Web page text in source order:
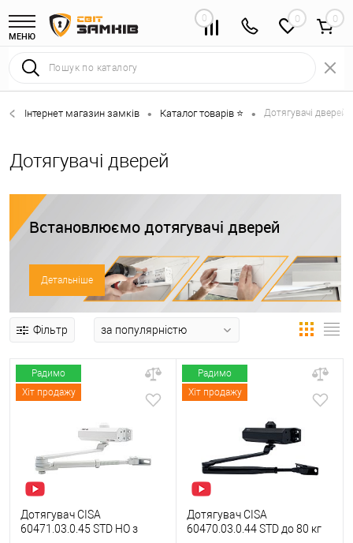
МЕНЮ
0 0
Інтернет магазин замків • Каталог товарів ⭐ • Дотягувачі дверей
Дотягувачі дверей
Встановлюємо дотягувачі дверей
Детальніше
Фільтр
Радимо
Хіт продажу
Дотягувач CISA
60471.03.0.45 STD HO з
Радимо
Хіт продажу
Дотягувач CISA
60470.03.0.44 STD до 80 кг